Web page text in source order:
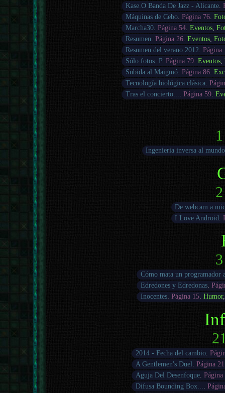
Kase.O Banda De Jazz - Alicante.
Máquinas de Cebo. Página 76.
Marcha30. Página 54. Eventos,
Resumen Página 26. Eventos,
Resumen del verano 2012 Página
Sólo fotos :P. Página 79. Eventos,
Subida al Maigmó. Página 86.
Tecnología biológica clásica
Tras el concierto...
Página 59.
Ingenieria inversa al
De webcam a
I Love Android
.
Cómo mata un programador
Edredones y Edredonas.
Inocentes. Página 15. Humor
2014 - Fecha del cambio.
A Gentlemen's Duel
Página 21
Aguja Del Desenfoque. Página
Difusa Bounding Box...